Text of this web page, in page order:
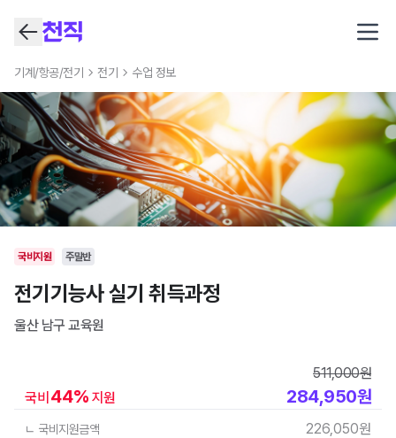
기계/항공/전기 전기 수업 정보
국비지원 주말반
전기기능사 실기 취득과정
울산 남구 교육원
국비 44% 지원
511,000원
284,950원
ㄴ 국비지원금액 226,050원